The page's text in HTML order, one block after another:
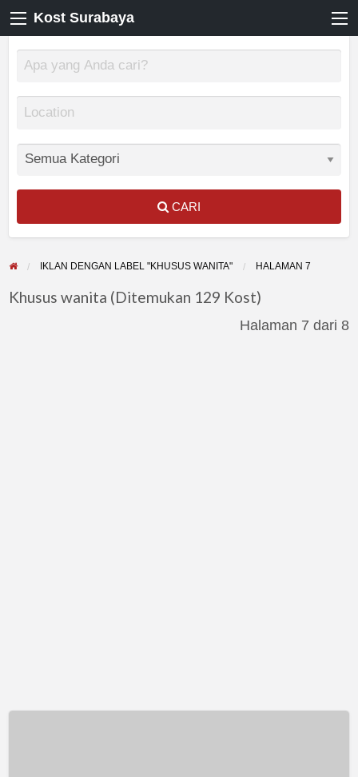
Kost Surabaya
CARI
IKLAN DENGAN LABEL "KHUSUS WANITA" HALAMAN 7
Khusus wanita (Ditemukan 129 Kost)
Halaman 7 dari 8